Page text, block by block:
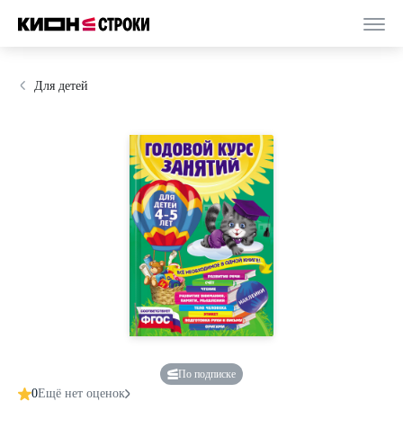
Для детей
По подписке
0Ещё нет оценок